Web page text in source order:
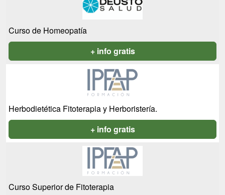
Curso de Homeopatía
+ info gratis
Herbodietética Fitoterapia y Herboristería.
+ info gratis
Curso Superior de Fitoterapia